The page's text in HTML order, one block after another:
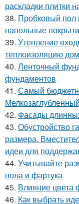
раскладки плитки
38. Пробковый пол
напольные
39. Утепление
теплоизоляцию
40. Ленточный
фундаментов
41. Самый
42. Фасады
43. Обустройство
размера.
идеи для
44. Учитывайте
пола и фартука
45. Влияние цвета
46. Как выбрать